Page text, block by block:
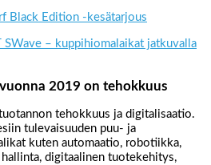
Black Edition -kesätarjous
SWave – kuppihiomalaikat jatkuvalla
2019 on tehokkuus
tehokkuus ja digitalisaatio.
tulevaisuuden puu- ja
kuten automaatio, robotiikka,
digitaalinen tuotekehitys,